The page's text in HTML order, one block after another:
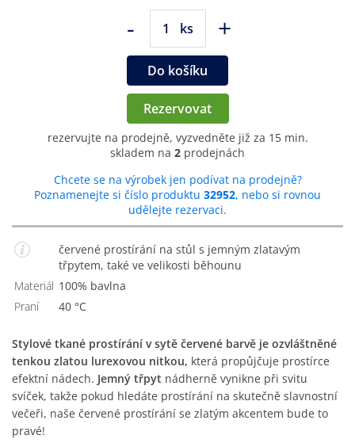
- ks +
Do košíku
Rezervovat
rezervujte na prodejně, vyzvedněte již za 15 min.
skladem na 2 prodejnách
Chcete se na výrobek jen podívat na prodejně?
Poznamenejte si číslo produktu 32952, nebo si rovnou
udělejte rezervaci.
červené prostírání na stůl s jemným zlatavým
třpytem, také ve velikosti běhounu
Materiál
100% bavlna
Praní
40 °C
Stylové tkané prostírání v sytě červené barvě je ozvláštněné
tenkou zlatou lurexovou nitkou, která propůjčuje prostírce
efektní nádech. Jemný třpyt nádherně vynikne při svitu
svíček, takže pokud hledáte prostírání na skutečně slavnostní
večeři, naše červené prostírání se zlatým akcentem bude to
pravé!